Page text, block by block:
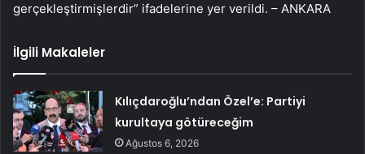
gerçekleştirmişlerdir” ifadelerine yer verildi. – ANKARA
İlgili Makaleler
Kılıçdaroğlu’ndan Özel’e: Partiyi
kurultaya götüreceğim
Ağustos 6, 2026